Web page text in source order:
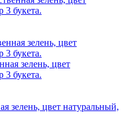
зелень, цвет
3 букета.
зелень, цвет натуральный,